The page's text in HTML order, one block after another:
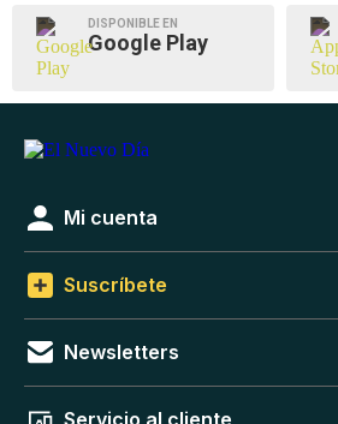
DISPONIBLE EN
Google Play
Mi cuenta
Suscríbete
Newsletters